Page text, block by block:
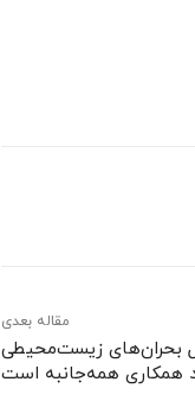
مقاله بعدی
بحران‌های زیست‌محیطی
همکاری همه‌جانبه است